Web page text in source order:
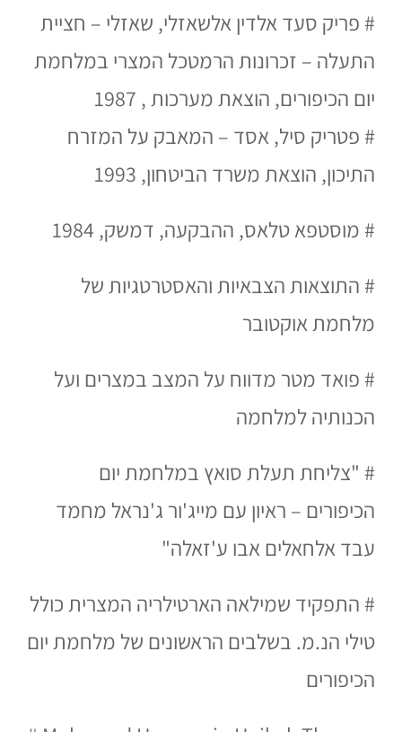
# פריק סעד אלדין אלשאזלי, שאזלי – חציית
התעלה – זכרונות הרמטכל המצרי במלחמת
יום הכיפורים, הוצאת מערכות , 1987
# פטריק סיל, אסד – המאבק על המזרח
התיכון, הוצאת משרד הביטחון, 1993
#מוסטפא טלאס, ההבקעה, דמשק, 1984
# התוצאות הצבאיות והאסטרטגיות של
מלחמת אוקטובר
# פואד מטר מדווח על המצב במצרים ועל
הכנותיה למלחמה
# "צליחת תעלת סואץ במלחמת יום
הכיפורים – ראיון עם מייג'ור ג'נראל מחמד
עבד אלחאלים אבו ע'זאלה"
# התפקיד שמילאה הארטילריה המצרית כולל
טילי הנ.מ. בשלבים הראשונים של מלחמת יום
הכיפורים